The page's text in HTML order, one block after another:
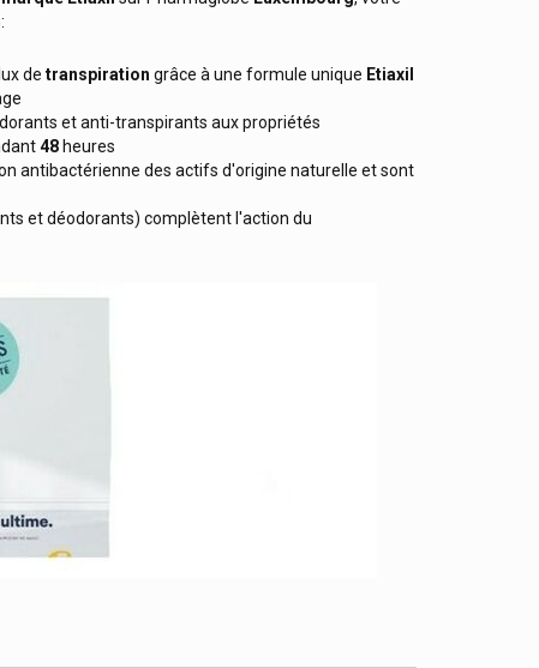
:
de transpiration grâce à une formule unique Etiaxil
et anti-transpirants aux propriétés
48 heures
antibactérienne des actifs d'origine naturelle et sont
et déodorants) complètent l'action du